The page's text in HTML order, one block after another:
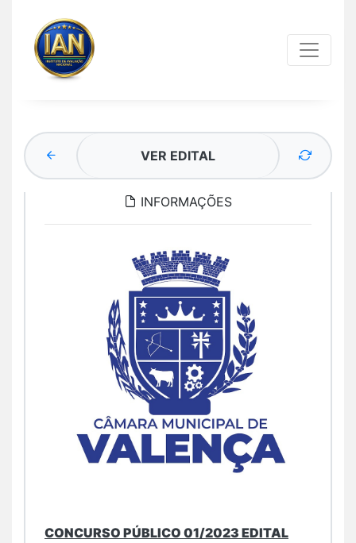
VER EDITAL
INFORMAÇÕES
CONCURSO PÚBLICO 01/2023 EDITAL